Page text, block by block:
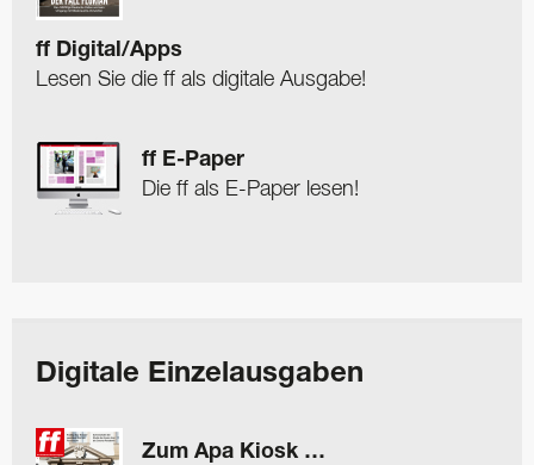
ff Digital/Apps
Lesen Sie die ff als digitale Ausgabe!
ff E-Paper
Die ff als E-Paper lesen!
Digitale Einzelausgaben
Zum Apa Kiosk …